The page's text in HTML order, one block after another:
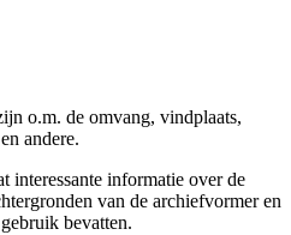
o.m. de omvang, vindplaats,
andere.
interessante informatie over de
van de archiefvormer en
bevatten.